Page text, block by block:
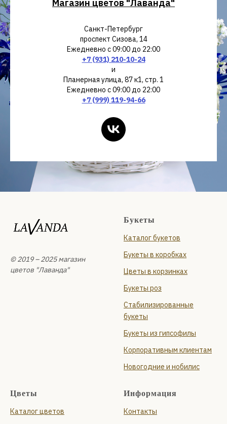
Магазин цветов "Лаванда"
Санкт-Петербург
проспект Сизова, 14
Ежедневно с 09:00 до 22:00
+7 (931) 210-10-24
и
Планерная улица, 87 к1, стр. 1
Ежедневно с 09:00 до 22:00
+7 (999) 119-94-66
© 2019 – 2025 магазин
цветов "Лаванда"
Букеты
Каталог букетов
Букеты в коробках
Цветы в корзинках
Букеты роз
Стабилизированные
букеты
Букеты из гипсофилы
Корпоративным клиентам
Новогодние и нобилис
Цветы
Каталог цветов
Информация
Контакты